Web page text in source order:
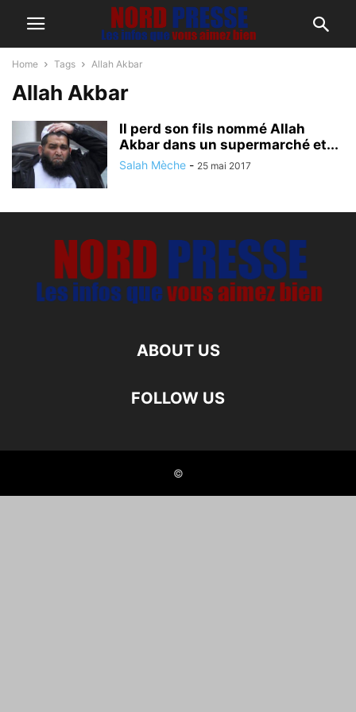
Home Tags Allah Akbar
Allah Akbar
Il perd son fils nommé Allah
Akbar dans un supermarché et...
Salah Mèche - 25 mai 2017
ABOUT US
FOLLOW US
©